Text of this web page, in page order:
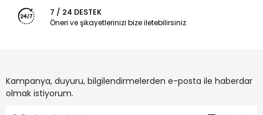
7 / 24 DESTEK
Öneri ve şikayetlerinizi bize iletebilirsiniz.
Kampanya, duyuru, bilgilendirmelerden e-posta ile haberdar
olmak istiyorum.